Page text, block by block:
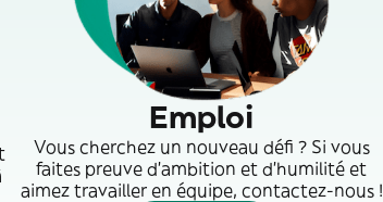
Emploi
Vous cherchez un nouveau défi ? Si vous
faites preuve d'ambition et d'humilité et
aimez travailler en équipe, contactez-nous !